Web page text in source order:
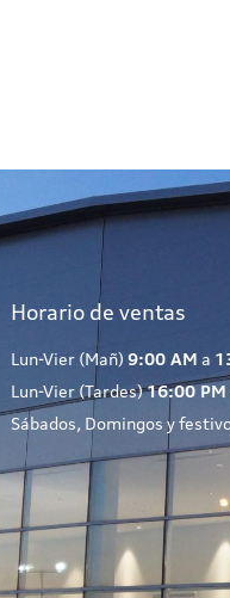
Horario de ventas
Lun-Vier (Mañ) 9:00 AM a
Lun-Vier (Tardes)16:00 PM
Sábados, Domingos y